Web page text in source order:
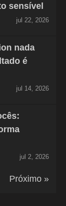
sensível
jul 22, 2026
nada
é
jul 14, 2026
jul 2, 2026
Próximo »